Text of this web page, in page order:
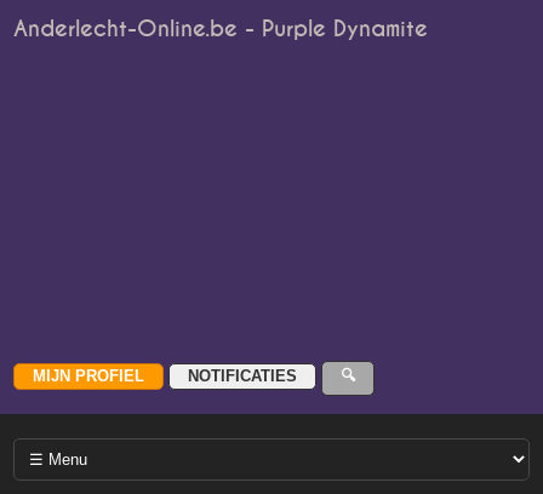
Anderlecht-Online.be - Purple Dynamite